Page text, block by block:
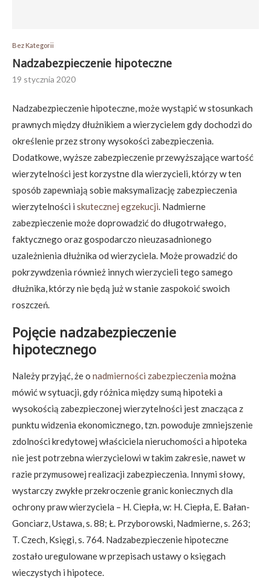
Bez Kategorii
Nadzabezpieczenie hipoteczne
19 stycznia 2020
Nadzabezpieczenie hipoteczne, może wystąpić w stosunkach
prawnych między dłużnikiem a wierzycielem gdy dochodzi do
określenie przez strony wysokości zabezpieczenia.
Dodatkowe, wyższe zabezpieczenie przewyższające wartość
wierzytelności jest korzystne dla wierzycieli, którzy w ten
sposób zapewniają sobie maksymalizację zabezpieczenia
wierzytelności i skutecznej egzekucji. Nadmierne
zabezpieczenie może doprowadzić do długotrwałego,
faktycznego oraz gospodarczo nieuzasadnionego
uzależnienia dłużnika od wierzyciela. Może prowadzić do
pokrzywdzenia również innych wierzycieli tego samego
dłużnika, którzy nie będą już w stanie zaspokoić swoich
roszczeń.
Pojęcie nadzabezpieczenie
hipotecznego
Należy przyjąć, że o nadmierności zabezpieczenia można
mówić w sytuacji, gdy różnica między sumą hipoteki a
wysokością zabezpieczonej wierzytelności jest znacząca z
punktu widzenia ekonomicznego, tzn. powoduje zmniejszenie
zdolności kredytowej właściciela nieruchomości a hipoteka
nie jest potrzebna wierzycielowi w takim zakresie, nawet w
razie przymusowej realizacji zabezpieczenia. Innymi słowy,
wystarczy zwykłe przekroczenie granic koniecznych dla
ochrony praw wierzyciela – H. Ciepła, w: H. Ciepła, E. Bałan-
Gonciarz, Ustawa, s. 88; Ł. Przyborowski, Nadmierne, s. 263;
T. Czech, Księgi, s. 764. Nadzabezpieczenie hipoteczne
zostało uregulowane w przepisach ustawy o księgach
wieczystych i hipotece.